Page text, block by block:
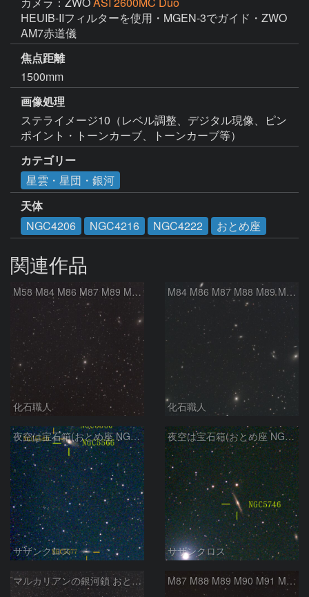
HEUIB-IIフィルターを使用・MGEN-3でガイド・ZWO
AM7赤道儀
焦点距離
1500mm
画像処理
ステライメージ10（レベル調整、デジタル現像、ピン
ポイント・トーンカーブ、トーンカーブ等）
カテゴリー
星雲・星団・銀河
天体
NGC4206
NGC4216 NGC4222 おとめ座
関連作品
M58 M84 M86 M87 M89 M90 マルカリアンの銀河鎖 おとめ座 かみのけ座
化石職人
M84 M86 M87 M88 M89 M90 M91 マルカリアンの銀河鎖 おとめ座 かみのけ座
化石職人
夜空は宝石箱(おとめ座 NGC5566) Seestar50
サザンクロス
夜空は宝石箱(おとめ座 NGC5746) Seestar50
サザンクロス
マルカリアンの銀河鎖 おとめ座・ かみのけ座の銀河 M87 M88 M89 M90 M91 M100 マルカリアンの銀河鎖 おとめ座 かみのけ座